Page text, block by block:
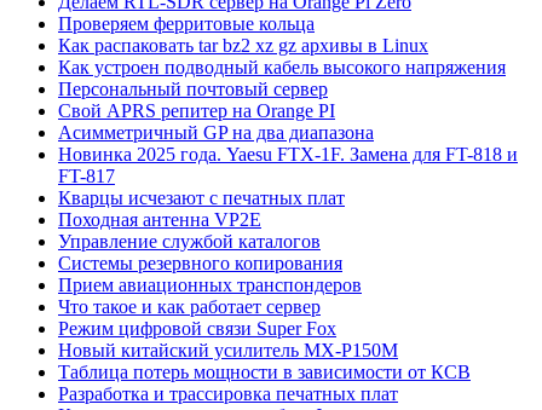
Проверяем ферритовые кольца
Как распаковать tar bz2 xz gz архивы в Linux
Как устроен подводный кабель высокого напряжения
Персональный почтовый сервер
Свой APRS репитер на Orange PI
Асимметричный GP на два диапазона
Новинка 2025 года. Yaesu FTX-1F. Замена для FT-818 и
FT-817
Кварцы исчезают с печатных плат
Походная антенна VP2E
Управление службой каталогов
Системы резервного копирования
Прием авиационных транспондеров
Что такое и как работает сервер
Режим цифровой связи Super Fox
Новый китайский усилитель MX-P150M
Таблица потерь мощности в зависимости от КСВ
Разработка и трассировка печатных плат